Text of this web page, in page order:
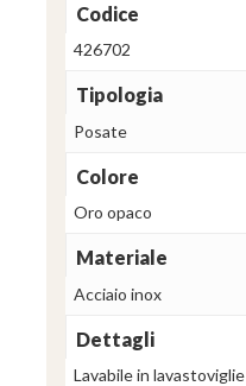
Codice
426702
Tipologia
Posate
Colore
Oro opaco
Materiale
Acciaio inox
Dettagli
Lavabile in lavastoviglie